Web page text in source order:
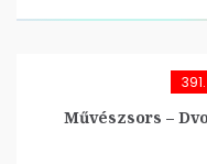
Művészsors –